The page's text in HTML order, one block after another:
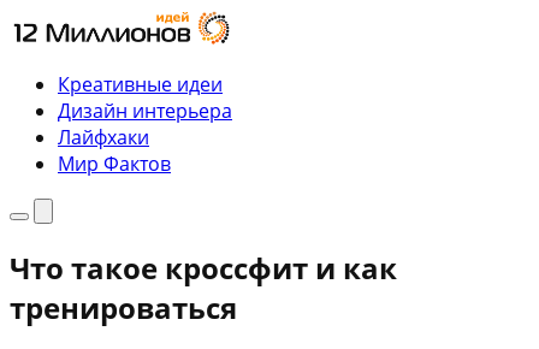
Перейти
к
содержимому
Креативные идеи
Дизайн интерьера
Лайфхаки
Мир Фактов
МенюПоиск
Что такое кроссфит и как
тренироваться